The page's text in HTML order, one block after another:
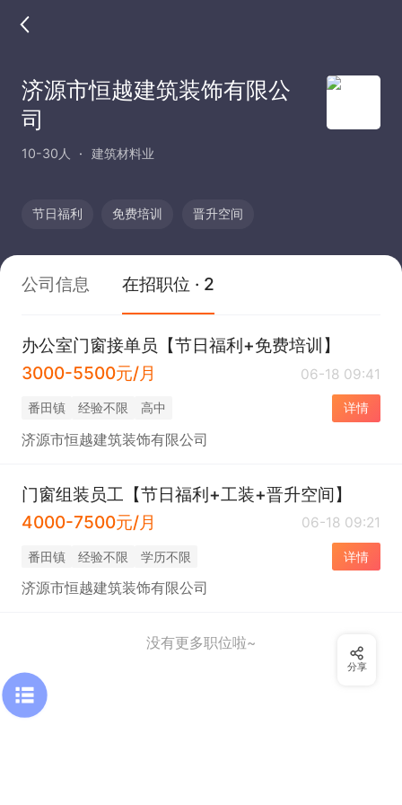
济源市恒越建筑装饰有限公
司
10-30人 建筑材料业
节日福利 免费培训 晋升空间
公司信息 在招职位 · 2
办公室门窗接单员【节日福利+免费培训】
3000-5500元/月
06-18 09:41
番田镇 经验不限 高中 详情
济源市恒越建筑装饰有限公司
门窗组装员工【节日福利+工装+晋升空间】
4000-7500元/月
06-18 09:21
番田镇 经验不限 学历不限 详情
济源市恒越建筑装饰有限公司
没有更多职位啦~
分享